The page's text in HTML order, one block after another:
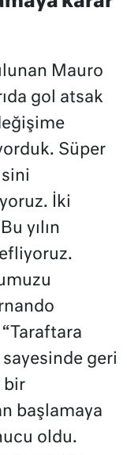
Mauro
gol atsak
Süper
İki
yılın
geri
bir
başlamaya
oldu.